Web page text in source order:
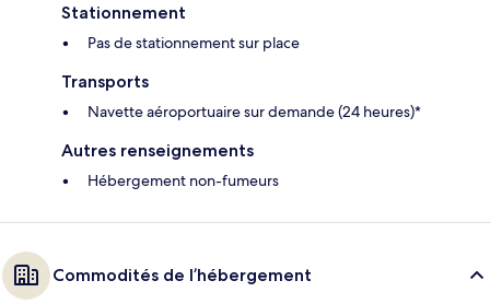
Stationnement
Pas de stationnement sur place
Transports
Navette aéroportuaire sur demande (24 heures)*
Autres renseignements
Hébergement non-fumeurs
Commodités de l’hébergement